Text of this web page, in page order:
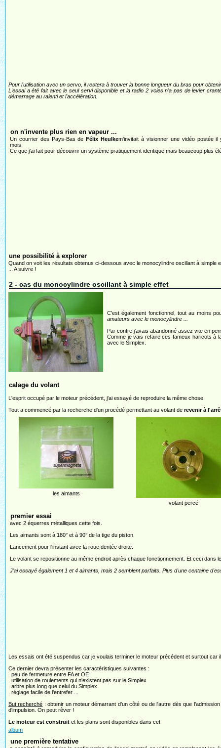
Pour l'utilisation avec un servo, il restera à trouver la bonne longueur du bras pour
L'essai a été fait avec le seul servi disponible et la radio 2 voies n'a pas de levier
démarrage au ralenti et l'accélération.
on n'invente plus rien en vapeur ...
Un courrier des Pays-Bas deFélix Heulkem'invitait à visionner une vidéo postée il
mois.
Ce que j'ai fait pour découvrir un système pratiquement identique mais beaucoup plus
une possibilité à explorer
Quand on voit les résultats obtenus ci-dessous avec le monocylindre oscillant à
... A suivre !
2 - cas du monocylindre oscillant à simple effet
C'est également fonctionnel, tout au moins
amateurs avec le monocylindre ...
Par contre j'avais abandonné assez vite en
Comme je vais refaire ces fameux haricots à
avec le Simplex.
calage du volant
L'esprit occupé par le moteur précédent, j'ai essayé de reproduire la même chose.
Tout a commencé par la recherche d'un procédé permettant au volant de revenir à
les aimants
volant percé
premier essai
avec 2 équerres métalliques cette fois.
Les aimants sont à 180° et à 90° de la tige du piston.
Lancement pour l'instant avec la roue dentée droite.
Le volant se repositionne au même endroit après chaque fonctionnement. Et ceci dans
J'ai essayé également 1 et 4 aimants, mais 2 semblent parfaits. Plus d'une centaine
Les essais ont été suspendus car je voulais terminer le moteur précédent et surtout car
Ce dernier devra présenter les caractéristiques suivantes :
. peu de fermeture entre FA et OE
. utilisation de roulements qui n'existent pas sur le Simplex
. arbre plus long que celui du Simplex
. réglage facile de l'entrefer ...
But recherché : obtenir un moteur démarrant d'un côté ou de l'autre dès que
d'impulsion. On peut rêver !
Le moteur est construit et les plans sont disponibles dans cet
album
une première tentative